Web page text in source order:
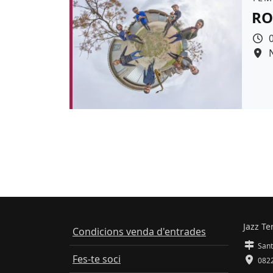
Condicions venda d'entrades
Fes-te soci
Jazz